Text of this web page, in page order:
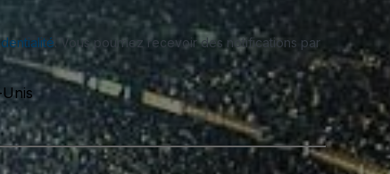
. Vous pourriez recevoir des notifications par